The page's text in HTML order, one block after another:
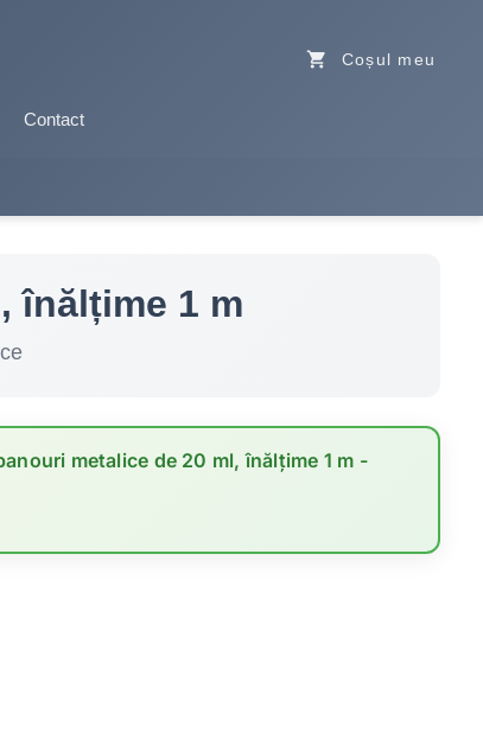
shopping_cart Coșul meu
Contact
înălțime 1 m
metalice de 20 ml, înălțime 1 m -